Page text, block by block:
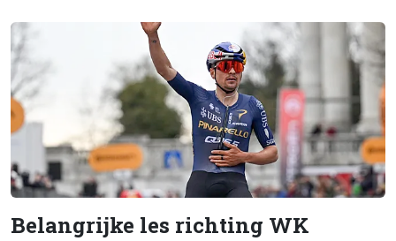
Belangrijke les richting WK